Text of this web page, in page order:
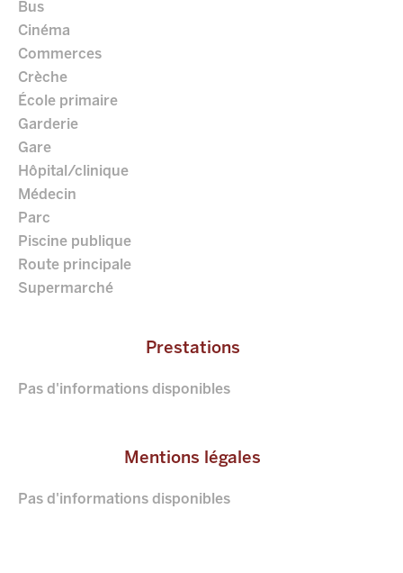
Bus
Cinéma
Commerces
Crèche
École primaire
Garderie
Gare
Hôpital/clinique
Médecin
Parc
Piscine publique
Route principale
Supermarché
Prestations
Pas d'informations disponibles
Mentions légales
Pas d'informations disponibles